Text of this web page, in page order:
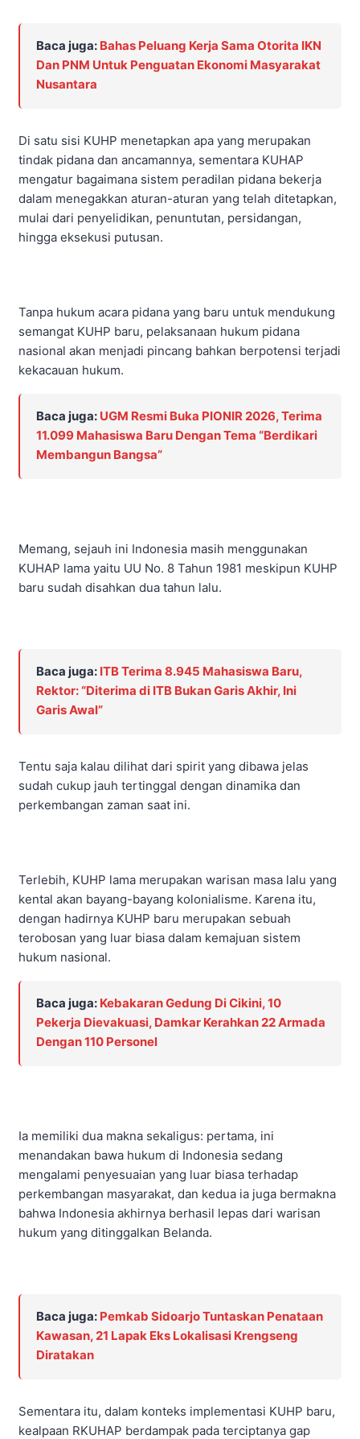
Baca juga: Bahas Peluang Kerja Sama Otorita IKN
Dan PNM Untuk Penguatan Ekonomi Masyarakat
Nusantara
Di satu sisi KUHP menetapkan apa yang merupakan
tindak pidana dan ancamannya, sementara KUHAP
mengatur bagaimana sistem peradilan pidana bekerja
dalam menegakkan aturan-aturan yang telah ditetapkan,
mulai dari penyelidikan, penuntutan, persidangan,
hingga eksekusi putusan.
Tanpa hukum acara pidana yang baru untuk mendukung
semangat KUHP baru, pelaksanaan hukum pidana
nasional akan menjadi pincang bahkan berpotensi terjadi
kekacauan hukum.
Baca juga: UGM Resmi Buka PIONIR 2026, Terima
11.099 Mahasiswa Baru Dengan Tema “Berdikari
Membangun Bangsa”
Memang, sejauh ini Indonesia masih menggunakan
KUHAP lama yaitu UU No. 8 Tahun 1981 meskipun KUHP
baru sudah disahkan dua tahun lalu.
Baca juga: ITB Terima 8.945 Mahasiswa Baru,
Rektor: “Diterima di ITB Bukan Garis Akhir, Ini
Garis Awal”
Tentu saja kalau dilihat dari spirit yang dibawa jelas
sudah cukup jauh tertinggal dengan dinamika dan
perkembangan zaman saat ini.
Terlebih, KUHP lama merupakan warisan masa lalu yang
kental akan bayang-bayang kolonialisme. Karena itu,
dengan hadirnya KUHP baru merupakan sebuah
terobosan yang luar biasa dalam kemajuan sistem
hukum nasional.
Baca juga: Kebakaran Gedung Di Cikini, 10
Pekerja Dievakuasi, Damkar Kerahkan 22 Armada
Dengan 110 Personel
Ia memiliki dua makna sekaligus: pertama, ini
menandakan bawa hukum di Indonesia sedang
mengalami penyesuaian yang luar biasa terhadap
perkembangan masyarakat, dan kedua ia juga bermakna
bahwa Indonesia akhirnya berhasil lepas dari warisan
hukum yang ditinggalkan Belanda.
Baca juga: Pemkab Sidoarjo Tuntaskan Penataan
Kawasan, 21 Lapak Eks Lokalisasi Krengseng
Diratakan
Sementara itu, dalam konteks implementasi KUHP baru,
kealpaan RKUHAP berdampak pada terciptanya gap